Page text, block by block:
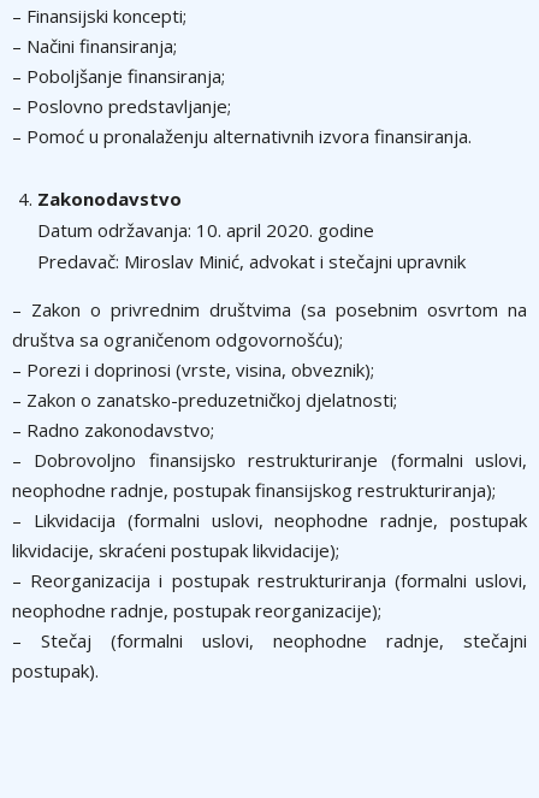
– Finansijski koncepti;
– Načini finansiranja;
– Poboljšanje finansiranja;
– Poslovno predstavljanje;
– Pomoć u pronalaženju alternativnih izvora finansiranja.
Zakonodavstvo
Datum održavanja: 10. april 2020. godine
Predavač: Miroslav Minić, advokat i stečajni upravnik
– Zakon o privrednim društvima (sa posebnim osvrtom na
društva sa ograničenom odgovornošću);
– Porezi i doprinosi (vrste, visina, obveznik);
– Zakon o zanatsko-preduzetničkoj djelatnosti;
– Radno zakonodavstvo;
– Dobrovoljno finansijsko restrukturiranje (formalni uslovi,
neophodne radnje, postupak finansijskog restrukturiranja);
– Likvidacija (formalni uslovi, neophodne radnje, postupak
likvidacije, skraćeni postupak likvidacije);
– Reorganizacija i postupak restrukturiranja (formalni uslovi,
neophodne radnje, postupak reorganizacije);
– Stečaj (formalni uslovi, neophodne radnje, stečajni
postupak).